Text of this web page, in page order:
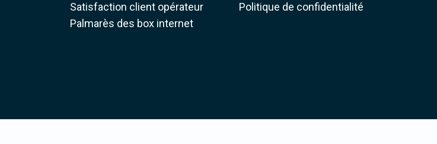
Satisfaction client opérateur
Palmarès des box internet
Politique de confidentialité